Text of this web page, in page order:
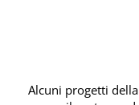
Alcuni progetti